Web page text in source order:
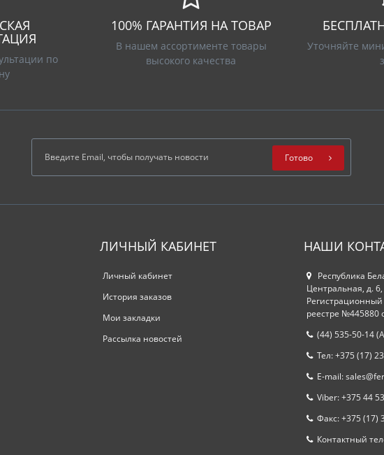
по
100% ГАРАНТИЯ НА ТОВАР
В нашем ассортименте товары
высокого качества
Уточняйте
Готово
ЛИЧНЫЙ КАБИНЕТ
Личный кабинет
История заказов
Мои закладки
Рассылка новостей
НАШИ
Республика
Центральная, д.
реестре №445880
(44) 535-50-14
Тел: +375 (17)
E-mail:
Viber: +375 44
Факс: +375 (17)
Контактный